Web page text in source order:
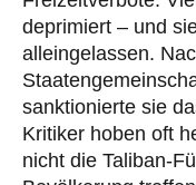
deprimiert – und
alleingelassen.
sanktionierte sie
Kritiker hoben oft
nicht die Taliban-